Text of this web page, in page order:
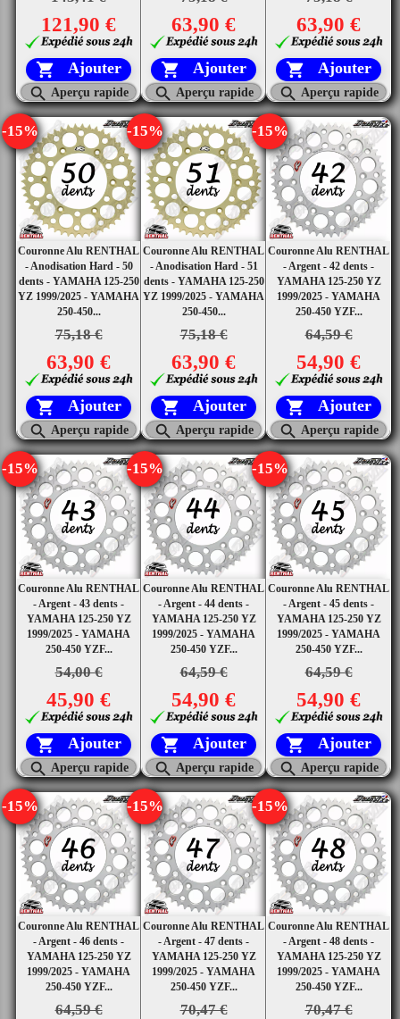
121,90 €
 Ajouter
 Aperçu rapide
63,90 €
 Ajouter
 Aperçu rapide
63,90 €
 Ajouter
 Aperçu rapide
Couronne Alu RENTHAL
- Anodisation Hard - 50
dents - YAMAHA 125-250
YZ 1999/2025 - YAMAHA
250-450...
75,18 €
-15%
63,90 €
 Ajouter
 Aperçu rapide
Couronne Alu RENTHAL
- Anodisation Hard - 51
dents - YAMAHA 125-250
YZ 1999/2025 - YAMAHA
250-450...
75,18 €
-15%
63,90 €
 Ajouter
 Aperçu rapide
Couronne Alu RENTHAL
- Argent - 42 dents -
YAMAHA 125-250 YZ
1999/2025 - YAMAHA
250-450 YZF...
64,59 €
-15%
54,90 €
 Ajouter
 Aperçu rapide
Couronne Alu RENTHAL
- Argent - 43 dents -
YAMAHA 125-250 YZ
1999/2025 - YAMAHA
250-450 YZF...
54,00 €
-15%
45,90 €
 Ajouter
 Aperçu rapide
Couronne Alu RENTHAL
- Argent - 44 dents -
YAMAHA 125-250 YZ
1999/2025 - YAMAHA
250-450 YZF...
64,59 €
-15%
54,90 €
 Ajouter
 Aperçu rapide
Couronne Alu RENTHAL
- Argent - 45 dents -
YAMAHA 125-250 YZ
1999/2025 - YAMAHA
250-450 YZF...
64,59 €
-15%
54,90 €
 Ajouter
 Aperçu rapide
Couronne Alu RENTHAL
- Argent - 46 dents -
YAMAHA 125-250 YZ
1999/2025 - YAMAHA
250-450 YZF...
64,59 €
-15%
Couronne Alu RENTHAL
- Argent - 47 dents -
YAMAHA 125-250 YZ
1999/2025 - YAMAHA
250-450 YZF...
70,47 €
-15%
Couronne Alu RENTHAL
- Argent - 48 dents -
YAMAHA 125-250 YZ
1999/2025 - YAMAHA
250-450 YZF...
70,47 €
-15%